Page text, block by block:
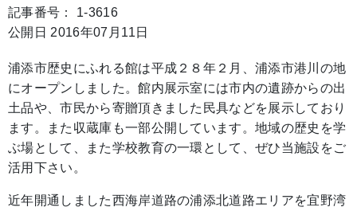
記事番号： 1-3616
公開日 2016年07月11日
浦添市歴史にふれる館は平成２８年２月、浦添市港川の地
にオープンしました。館内展示室には市内の遺跡からの出
土品や、市民から寄贈頂きました民具などを展示しており
ます。また収蔵庫も一部公開しています。地域の歴史を学
ぶ場として、また学校教育の一環として、ぜひ当施設をご
活用下さい。
近年開通しました西海岸道路の浦添北道路エリアを宜野湾